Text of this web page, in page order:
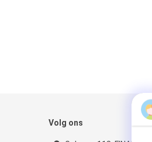
Volg ons